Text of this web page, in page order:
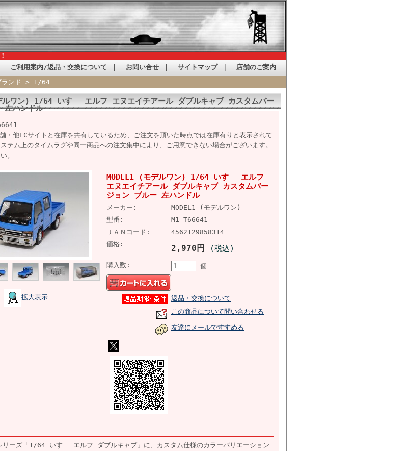
ご利用案内/返品・交換について お問い合せ サイトマップ｜ 店舗のご案内
ンド > 1/64
ルワン) 1/64 いすゞ エルフ エヌエイチアール ダブルキャブ カスタムバー
左ハンドル
・他ECサイトと在庫を共有しているため、ご注文を頂いた時点では在庫有りと表示されて
テム上のタイムラグや同一商品への注文集中により、ご用意できない場合がございます。
。
拡大表示
MODEL1 (モデルワン) 1/64 いすゞ エルフ
エヌエイチアール ダブルキャブ カスタムバー
ジョン ブルー 左ハンドル
メーカー:
MODEL1 (モデルワン)
型番:
M1-T66641
ＪＡＮコード:
4562129858314
価格:
2,970円 (税込)
購入数: 個
返品・交換について
この商品について問い合わせる
友達にメールですすめる
ーズ「1/64 いすゞ エルフ ダブルキャブ」に、カスタム仕様のカラーバリエーション